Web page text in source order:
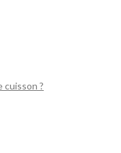
cuisson ?